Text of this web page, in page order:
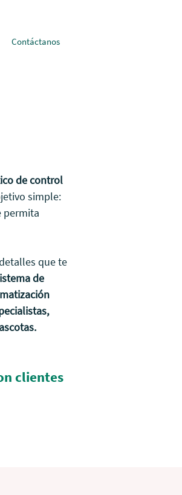
Contáctanos
de control
simple:
permita
que te
de
clientes